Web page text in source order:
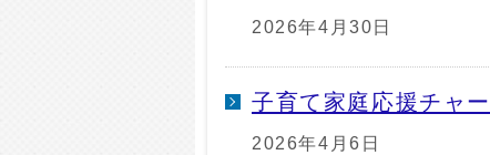
2026年4月30日
子育て家庭応援チャー
2026年4月6日